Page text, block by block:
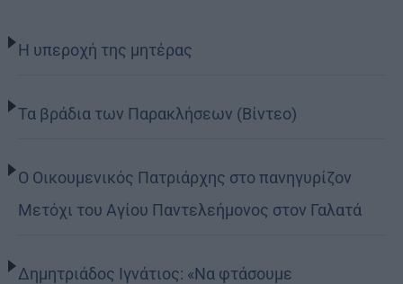
Η υπεροχή της μητέρας
Τα βράδια των Παρακλήσεων (Βίντεο)
Ο Οικουμενικός Πατριάρχης στο πανηγυρίζον
Μετόχι του Αγίου Παντελεήμονος στον Γαλατά
Δημητριάδος Ιγνάτιος: «Να φτάσουμε